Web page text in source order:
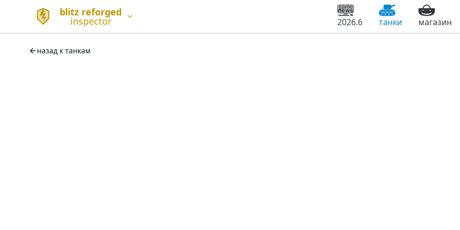
blitz reforged
inspector 2026.6 танки магазин
назад к танкам